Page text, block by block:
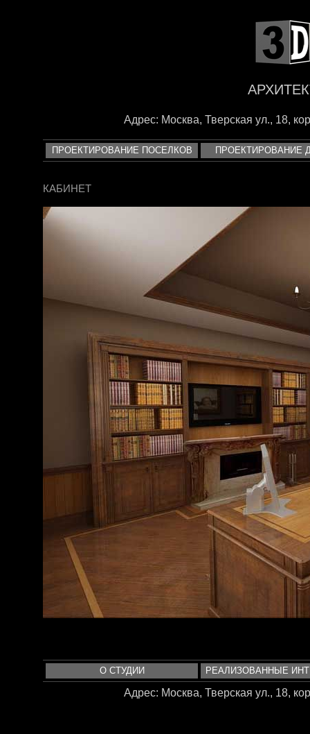
Адрес: Москва, Тверская ул., 18,
ПРОЕКТИРОВАНИЕ ПОСЕЛКОВ ПРОЕКТИРОВАНИЕ
КАБИНЕТ
О СТУДИИ РЕАЛИЗОВАННЫЕ
Адрес: Москва, Тверская ул., 18,